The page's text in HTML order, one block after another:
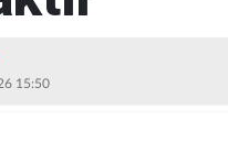
15:50